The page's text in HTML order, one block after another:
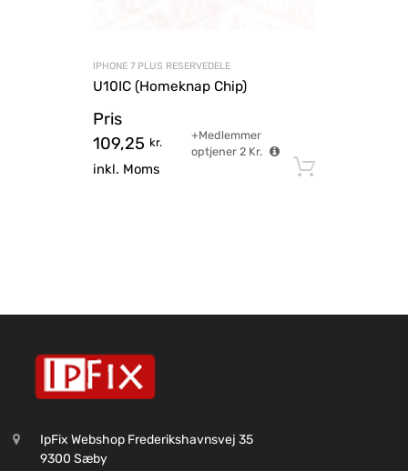
IPHONE 7 PLUS RESERVEDELE
U10IC (Homeknap Chip)
Pris
109,25 kr.
inkl. Moms
+Medlemmer
optjener 2Kr.
IpFix Webshop Frederikshavnsvej 35
9300 Sæby